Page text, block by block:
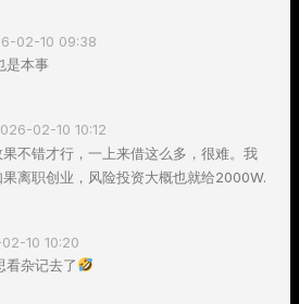
02-10 09:38
是本事
02-10 10:12
不错才行，一上来借这么多，很难。我
离职创业，风险投资大概也就给2000W.
10 10:20
看杂记去了